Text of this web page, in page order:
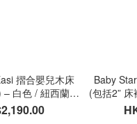
摺合嬰兒木床
– 白色 / 紐西蘭松
木
Baby
(包括2”